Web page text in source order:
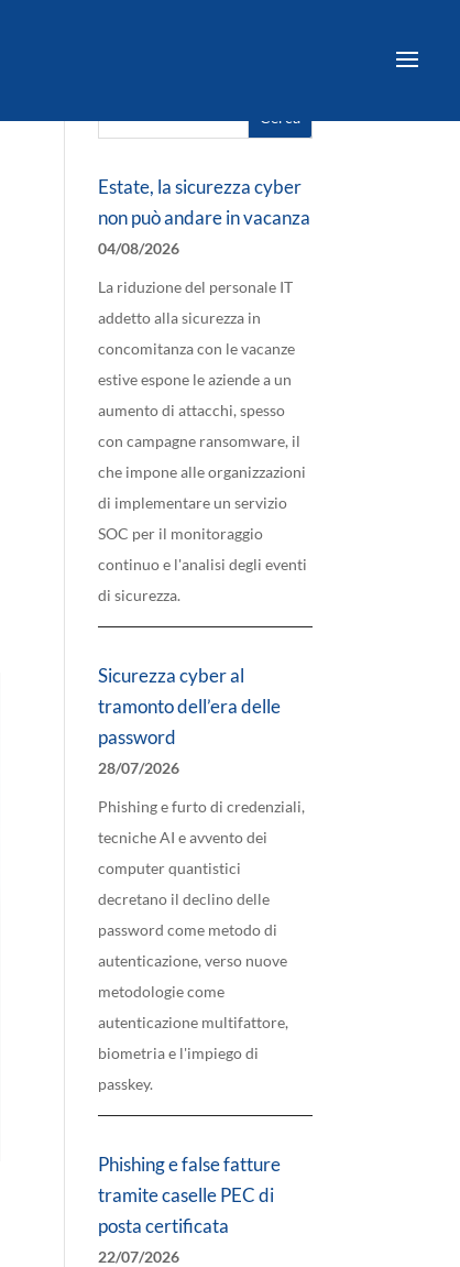
per:
Estate, la sicurezza cyber
non può andare in vacanza
04/08/2026
La riduzione del personale IT
addetto alla sicurezza in
concomitanza con le vacanze
estive espone le aziende a un
aumento di attacchi, spesso
con campagne ransomware, il
che impone alle organizzazioni
di implementare un servizio
SOC per il monitoraggio
continuo e l'analisi degli eventi
di sicurezza.
Sicurezza cyber al
tramonto dell’era delle
password
28/07/2026
Phishing e furto di credenziali,
tecniche AI e avvento dei
computer quantistici
decretano il declino delle
password come metodo di
autenticazione, verso nuove
metodologie come
autenticazione multifattore,
biometria e l'impiego di
passkey.
Phishing e false fatture
tramite caselle PEC di
posta certificata
22/07/2026